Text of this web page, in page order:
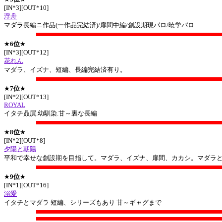
[IN*3][OUT*10]
浮舟
マダラ長編ニ作品(一作品完結済)/扉間中編/創設期現パロ/暁学パロ
★6位★
[IN*3][OUT*12]
花れん
マダラ、イズナ、短編、長編完結済有り。
★7位★
[IN*2][OUT*13]
ROYAL
イタチ贔屓.幼馴染.甘～裏な長編
★8位★
[IN*2][OUT*8]
夕陽と朝陽
平和で幸せな創設期を目指して。マダラ、イズナ、扉間、カカシ。マダラ
★9位★
[IN*1][OUT*16]
溺愛
イタチとマダラ 短編、シリーズもあり 甘～ギャグまで